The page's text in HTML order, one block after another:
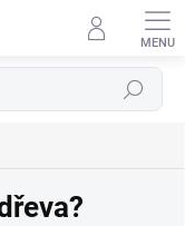
Hledat